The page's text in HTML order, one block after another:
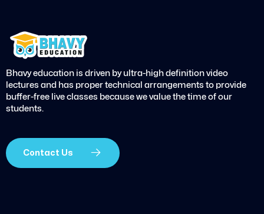
Bhavy education is driven by ultra-high definition video
lectures and has proper technical arrangements to provide
buffer-free live classes because we value the time of our
students.
Contact Us